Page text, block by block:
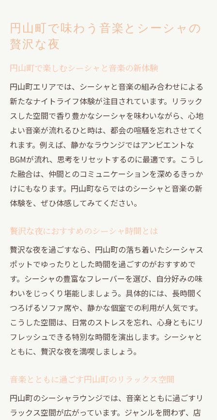
円山町で味わう音楽とシーシャの
贅沢な夜
円山町で楽しむシーシャと音楽の新体験
円山町エリアでは、シーシャと音楽の組み合わせによる
新たなナイトライフ体験が注目されています。リラック
スした空間で香り豊かなシーシャを味わいながら、心地
よい音楽が流れるひと時は、都会の喧騒を忘れさせてく
れます。例えば、静かなラウンジではアンビエントな
BGMが流れ、思考をリセットするのに最適です。こうし
た融合は、仲間とのコミュニケーションを深めるきっか
けにもなります。円山町ならではのシーシャと音楽の新
体験を、ぜひ体感してみてください。
贅沢な夜におすすめのシーシャ時間とは
贅沢な夜を過ごすなら、円山町の落ち着いたシーシャス
ポットでゆったりとした時間を過ごすのがおすすめで
す。シーシャの豊富なフレーバーを選び、自分好みの味
わいをじっくり堪能しましょう。具体的には、長時間く
つろげるソファ席や、静かな個室での利用が人気です。
こうした空間は、日常のストレスを忘れ、心身ともにリ
フレッシュできる特別な時間を演出します。シーシャと
ともに、贅沢な夜を満喫しましょう。
音楽とともに過ごす円山町のリラックス空間
円山町のシーシャラウンジでは、音楽とともに過ごすリ
ラックス空間が広がっています。ジャンルを問わず、店